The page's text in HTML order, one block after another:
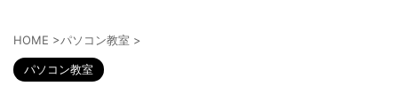
HOME >パソコン教室 >
パソコン教室